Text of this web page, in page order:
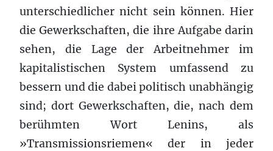
unterschiedlicher nicht sein können. Hier
die Gewerkschaften, die ihre Aufgabe darin
sehen, die Lage der Arbeitnehmer im
kapitalistischen System umfassend zu
bessern und die dabei politisch unabhängig
sind; dort Gewerkschaften, die, nach dem
berühmten Wort Lenins, als
»Transmissionsriemen« der in jeder